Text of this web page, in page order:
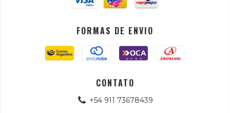
FORMAS DE ENVIO
CONTATO
+54 911 73678439